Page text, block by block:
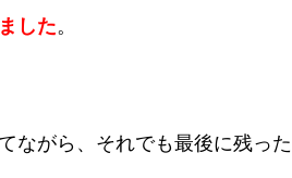
した。
ながら、それでも最後に残っ